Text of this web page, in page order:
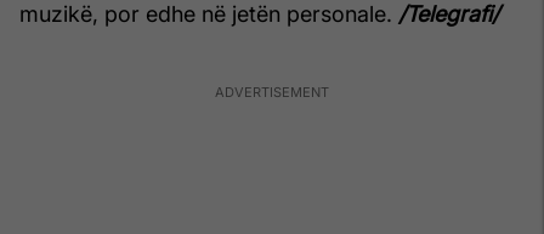
muzikë, por edhe në jetën personale. /Telegrafi/